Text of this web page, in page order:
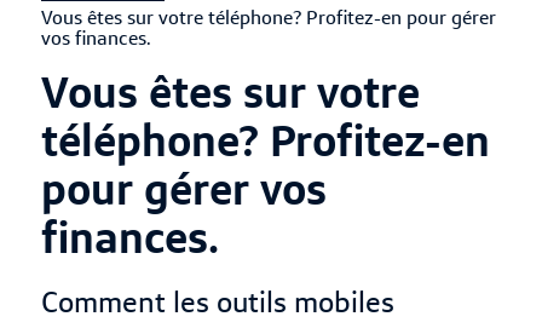
Vous êtes sur votre téléphone? Profitez-en pour gérer
vos finances.
Vous êtes sur votre
téléphone? Profitez-en
pour gérer vos
finances.
Comment les outils mobiles